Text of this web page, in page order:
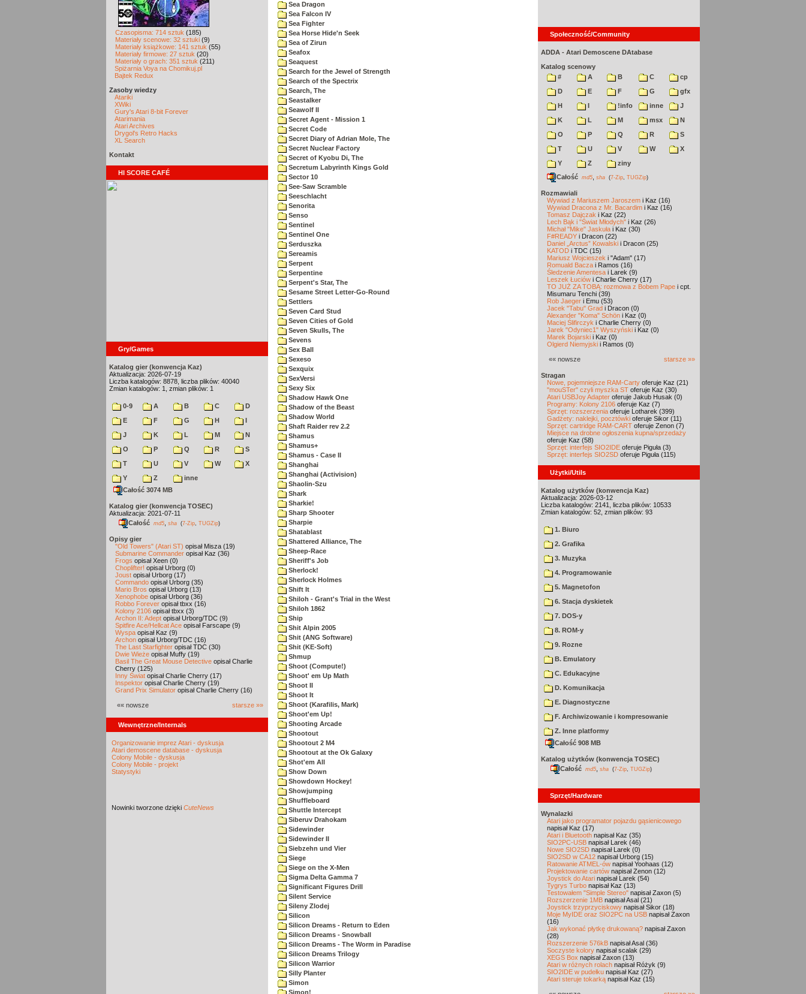
Czasopisma: 714 sztuk (185)
Materiały scenowe: 32 sztuki (9)
Materiały książkowe: 141 sztuk (55)
Materiały firmowe: 27 sztuk (20)
Materiały o grach: 351 sztuk (211)
Spiżarnia Voya na Chomikuj.pl
Bajtek Redux
Zasoby wiedzy
Atariki
XWiki
Gury's Atari 8-bit Forever
Atarimania
Atari Archives
Drygol's Retro Hacks
XL Search
Kontakt
HI SCORE CAFÉ
Gry/Games
Katalog gier (konwencja Kaz)
Aktualizacja: 2026-07-19
Liczba katalogów: 8878, liczba plików: 40040
Zmian katalogów: 1, zmian plików: 1
0-9 A B C
D
E
F G H
I
J
K L M
N
O
P Q R
S
T
U V W
X
Y
Z
inne
Całość 3074 MB
Katalog gier (konwencja TOSEC)
Aktualizacja: 2021-07-11
Całość md5 sha (7-Zip TUGZip)
Opisy gier
"Old Towers" (Atari ST) opisał Misza (19)
Submarine Commander opisał Kaz (36)
Frogs opisał Xeen (0)
Choplifter! opisał Urborg (0)
Joust opisał Urborg (17)
Commando opisał Urborg (35)
Mario Bros opisał Urborg (13)
Xenophobe opisał Urborg (36)
Robbo Forever opisał tbxx (16)
Kolony 2106 opisał tbxx (3)
Archon II: Adept opisał Urborg/TDC (9)
Spitfire Ace/Hellcat Ace opisał Farscape (9)
Wyspa opisał Kaz (9)
Archon opisał Urborg/TDC (16)
The Last Starfighter opisał TDC (30)
Dwie Wieże opisał Muffy (19)
Basil The Great Mouse Detective opisał Charlie
Cherry (125)
Inny Świat opisał Charlie Cherry (17)
Inspektor opisał Charlie Cherry (19)
Grand Prix Simulator opisał Charlie Cherry (16)
«« nowsze starsze »»
Wewnętrzne/Internals
Organizowanie imprez Atari - dyskusja
Atari demoscene database - dyskusja
Colony Mobile - dyskusja
Colony Mobile - projekt
Statystyki
Nowinki tworzone dzięki CuteNews
Sea Dragon
Sea Falcon IV
Sea Fighter
Sea Horse Hide'n Seek
Sea of Zirun
Seafox
Seaquest
Search for the Jewel of Strength
Search of the Spectrix
Search, The
Seastalker
Seawolf II
Secret Agent - Mission 1
Secret Code
Secret Diary of Adrian Mole, The
Secret Nuclear Factory
Secret of Kyobu Di, The
Secretum Labyrinth Kings Gold
Sector 10
See-Saw Scramble
Seeschlacht
Senorita
Senso
Sentinel
Sentinel One
Serduszka
Sereamis
Serpent
Serpentine
Serpent's Star, The
Sesame Street Letter-Go-Round
Settlers
Seven Card Stud
Seven Cities of Gold
Seven Skulls, The
Sevens
Sex Ball
Sexeso
Sexquix
SexVersi
Sexy Six
Shadow Hawk One
Shadow of the Beast
Shadow World
Shaft Raider rev 2.2
Shamus
Shamus+
Shamus - Case II
Shanghai
Shanghai (Activision)
Shaolin-Szu
Shark
Sharkie!
Sharp Shooter
Sharpie
Shatablast
Shattered Alliance, The
Sheep-Race
Sheriff's Job
Sherlock!
Sherlock Holmes
Shift It
Shiloh - Grant's Trial in the West
Shiloh 1862
Ship
Shit Alpin 2005
Shit (ANG Software)
Shit (KE-Soft)
Shmup
Shoot (Compute!)
Shoot' em Up Math
Shoot II
Shoot It
Shoot (Karafilis, Mark)
Shoot'em Up!
Shooting Arcade
Shootout
Shootout 2 M4
Shootout at the Ok Galaxy
Shot'em All
Show Down
Showdown Hockey!
Showjumping
Shuffleboard
Shuttle Intercept
Siberuv Drahokam
Sidewinder
Sidewinder II
Siebzehn und Vier
Siege
Siege on the X-Men
Sigma Delta Gamma 7
Significant Figures Drill
Silent Service
Sileny Zlodej
Silicon
Silicon Dreams - Return to Eden
Silicon Dreams - Snowball
Silicon Dreams - The Worm in Paradise
Silicon Dreams Trilogy
Silicon Warrior
Silly Planter
Simon
Simon!
Społeczność/Community
ADDA - Atari Demoscene DAtabase
Katalog scenowy
#
A B C
cp
D
E F G
gfx
H
I !info inne
J
K
L M msx
N
O
P Q R
S
T
U V W
X
Y
Z
ziny
Całość md5 sha (7-Zip TUGZip)
Rozmawiali
Wywiad z Mariuszem Jaroszem i Kaz (16)
Wywiad Dracona z Mr. Bacardim i Kaz (16)
Tomasz Dajczak i Kaz (22)
Lech Bąk i "Świat Młodych" i Kaz (26)
Michał "Mike" Jaskuła i Kaz (30)
F#READY i Dracon (22)
Daniel „Arctus” Kowalski i Dracon (25)
KATOD i TDC (15)
Mariusz Wojcieszek i "Adam" (17)
Romuald Bacza i Ramos (16)
Śledzenie Amentesa i Larek (9)
Leszek Łuciów i Charlie Cherry (17)
TO JUŻ ZA TOBĄ: rozmowa z Bobem Pape i cpt.
Misumaru Tenchi (39)
Rob Jaeger i Emu (53)
Jacek "Tabu" Grad i Dracon (0)
Alexander "Koma" Schön i Kaz (0)
Maciej Ślifirczyk i Charlie Cherry (0)
Jarek "Odyniec1" Wyszyński i Kaz (0)
Marek Bojarski i Kaz (0)
Olgierd Niemyjski i Ramos (0)
«« nowsze starsze »»
Stragan
Nowe, pojemniejsze RAM-Carty oferuje Kaz (21)
"mouSTer" czyli myszka ST oferuje Kaz (30)
Atari USBJoy Adapter oferuje Jakub Husak (0)
Programy: Kolony 2106 oferuje Kaz (7)
Sprzęt: rozszerzenia oferuje Lotharek (399)
Gadżety: naklejki, pocztówki oferuje Sikor (11)
Sprzęt: cartridge RAM-CART oferuje Zenon (7)
Miejsce na drobne ogłoszenia kupna/sprzedaży
oferuje Kaz (58)
Sprzęt: interfejs SIO2IDE oferuje Piguła (3)
Sprzęt: interfejs SIO2SD oferuje Piguła (115)
Użytki/Utils
Katalog użytków (konwencja Kaz)
Aktualizacja: 2026-03-12
Liczba katalogów: 2141, liczba plików: 10533
Zmian katalogów: 52, zmian plików: 93
1. Biuro
2. Grafika
3. Muzyka
4. Programowanie
5. Magnetofon
6. Stacja dyskietek
7. DOS-y
8. ROM-y
9. Rozne
B. Emulatory
C. Edukacyjne
D. Komunikacja
E. Diagnostyczne
F. Archiwizowanie i kompresowanie
Z. Inne platformy
Całość 908 MB
Katalog użytków (konwencja TOSEC)
Całość md5 sha (7-Zip TUGZip)
Sprzęt/Hardware
Wynalazki
Atari jako programator pojazdu gąsienicowego
napisał Kaz (17)
Atari i Bluetooth napisał Kaz (35)
SIO2PC-USB napisał Larek (46)
Nowe SIO2SD napisał Larek (0)
SIO2SD w CA12 napisał Urborg (15)
Ratowanie ATMEL-ów napisał Yoohaas (12)
Projektowanie cartów napisał Zenon (12)
Joystick do Atari napisał Larek (54)
Tygrys Turbo napisał Kaz (13)
Testowałem "Simple Stereo" napisał Zaxon (5)
Rozszerzenie 1MB napisał Asal (21)
Joystick trzyprzyciskowy napisał Sikor (18)
Moje MyIDE oraz SIO2PC na USB napisał Zaxon
(16)
Jak wykonać płytkę drukowaną? napisał Zaxon
(28)
Rozszerzenie 576kB napisał Asal (36)
Soczyste kolory napisał scalak (29)
XEGS Box napisał Zaxon (13)
Atari w różnych rolach napisał Różyk (9)
SIO2IDE w pudełku napisał Kaz (27)
Atari steruje tokarką napisał Kaz (15)